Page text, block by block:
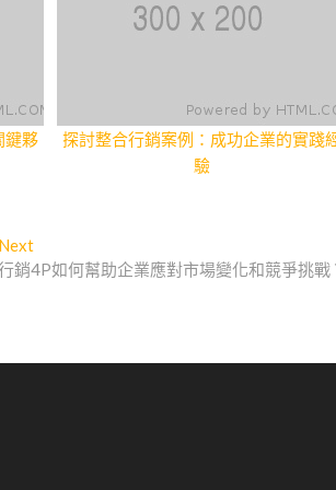
鍵夥
探討整合行銷案例：成功企業的實踐
驗
NextNext
post:
銷4P如何幫助企業應對市場變化和競爭挑戰